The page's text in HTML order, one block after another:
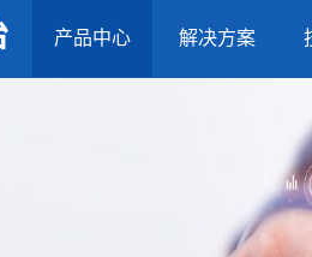
产品中心 解决方案